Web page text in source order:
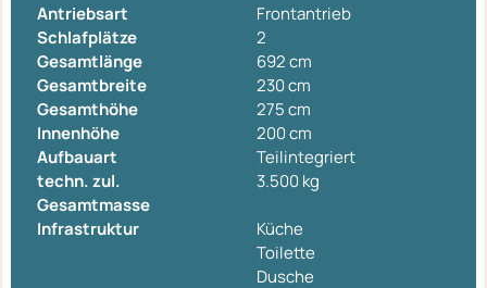
Antriebsart
Frontantrieb
Schlafplätze
2
Gesamtlänge
692 cm
Gesamtbreite
230 cm
Gesamthöhe
275 cm
Innenhöhe
200 cm
Aufbauart
Teilintegriert
techn. zul.
Gesamtmasse
3.500 kg
Infrastruktur
Küche
Toilette
Dusche